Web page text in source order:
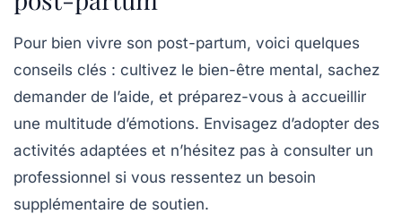
Pour bien vivre son post-partum, voici quelques
conseils clés : cultivez le bien-être mental, sachez
demander de l’aide, et préparez-vous à accueillir
une multitude d’émotions. Envisagez d’adopter des
activités adaptées et n’hésitez pas à consulter un
professionnel si vous ressentez un besoin
supplémentaire de soutien.